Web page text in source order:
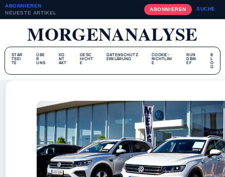
ABONNIEREN
NEUESTE ARTIKEL
ABONNIEREN SUCHE
MORGENANALYSE
STAR
TSEI
TE
ÜBE
R
UNS
KO
NT
AKT
GESC
HICHT
E
DATENSCHUTZ
ERKLÄRUNG
COOKIE-
RICHTLINI
E
RUN
DBRI
EF
B
L
O
G